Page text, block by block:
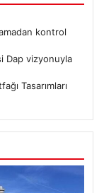
kontrol
Dap vizyonuyla
Tasarımları